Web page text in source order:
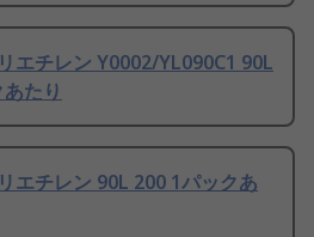
エチレン Y0002/YL090C1 90L
たり
エチレン 90L 200 1パックあ